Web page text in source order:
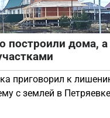
построили дома,
приговорил к
с землей в